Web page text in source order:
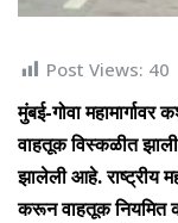
Post Views: 40
मुंबई-गोवा
वाहतूक विस्कळीत
झालेली आहे. राष्ट्रीय
करून वाहतूक नियमित